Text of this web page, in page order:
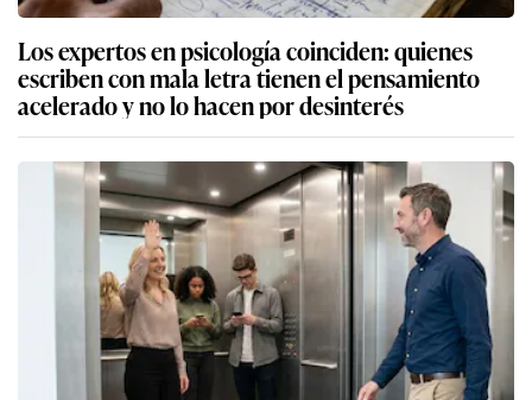
Los expertos en psicología coinciden: quienes
escriben con mala letra tienen el pensamiento
acelerado y no lo hacen por desinterés